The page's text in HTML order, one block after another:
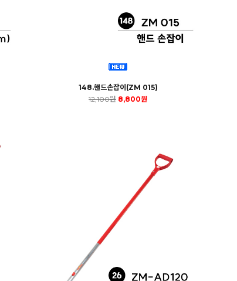
148.핸드손잡이(ZM 015)
12,100원 8,800원